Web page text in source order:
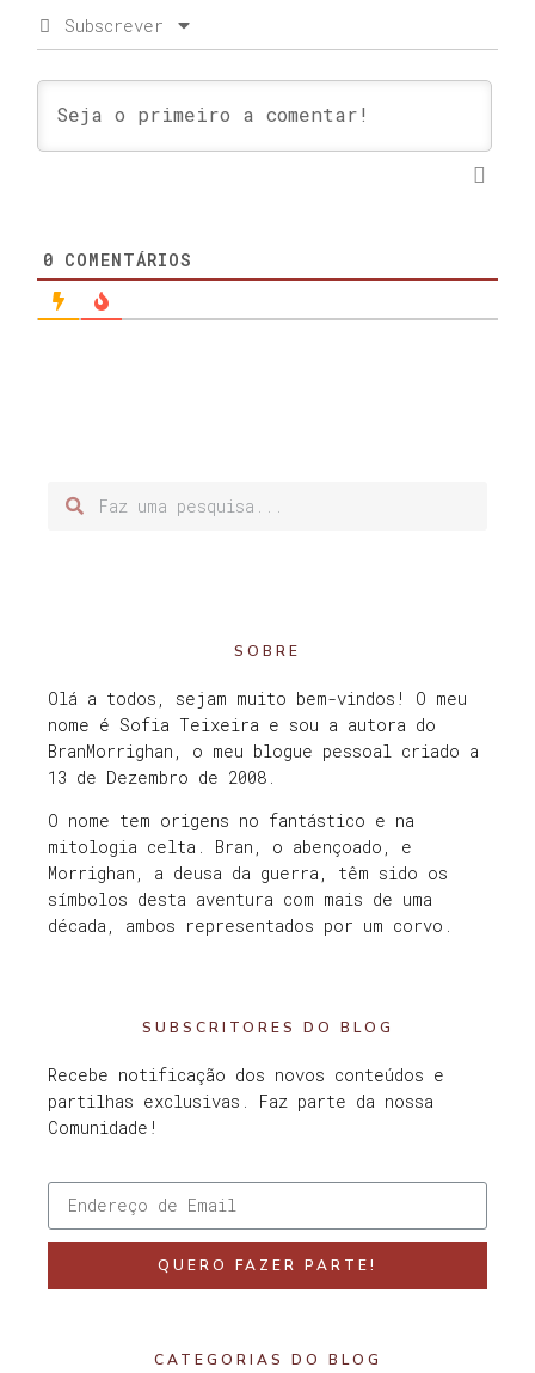
Subscrever
0 COMENTÁRIOS
SOBRE
Olá a todos, sejam muito bem-vindos! O meu
nome é Sofia Teixeira e sou a autora do
BranMorrighan, o meu blogue pessoal criado a
13 de Dezembro de 2008.
O nome tem origens no fantástico e na
mitologia celta. Bran, o abençoado, e
Morrighan, a deusa da guerra, têm sido os
símbolos desta aventura com mais de uma
década, ambos representados por um corvo.
SUBSCRITORES DO BLOG
Recebe notificação dos novos conteúdos e
partilhas exclusivas. Faz parte da nossa
Comunidade!
QUERO FAZER PARTE!
CATEGORIAS DO BLOG